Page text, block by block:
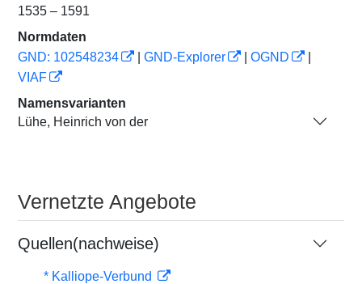
1535 – 1591
Normdaten
GND: 102548234
GND-Explorer OGND
VIAF
Namensvarianten
Lühe, Heinrich von der
Vernetzte Angebote
Quellen(nachweise)
* Kalliope-Verbund